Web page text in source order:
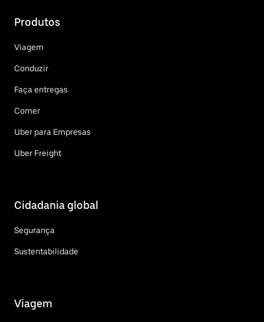
Produtos
Viagem
Conduzir
Faça entregas
Comer
Uber para Empresas
Uber Freight
Cidadania global
Segurança
Sustentabilidade
Viagem